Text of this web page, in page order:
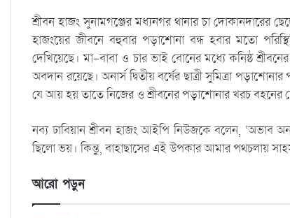
শ্রীবন হাজং সুনামগঞ্জের মধ্যনগর থানার চা দোকানদারের
হাজংয়ের জীবনে বহুবার পড়াশোনা বন্ধ হবার মতো
দেখিয়েছে। মা-বাবা ও চার ভাই বোনের মধ্যে কনিষ্ঠ
অবদান রয়েছে। অনার্স দ্বিতীয় বর্ষের ছাত্রী সুমিত্রা
যে আয় হয় তাতে নিজের ও শ্রীবনের পড়াশোনার খরচ বহনের
নব্য ঢাবিয়ান শ্রীবন হাজং আইপি নিউজকে বলেন, ‘অভাব
ছিলো ভয়। কিন্তু, বাহাছাসের এই উপকার আমার পথচলায়
আরো পড়ুন